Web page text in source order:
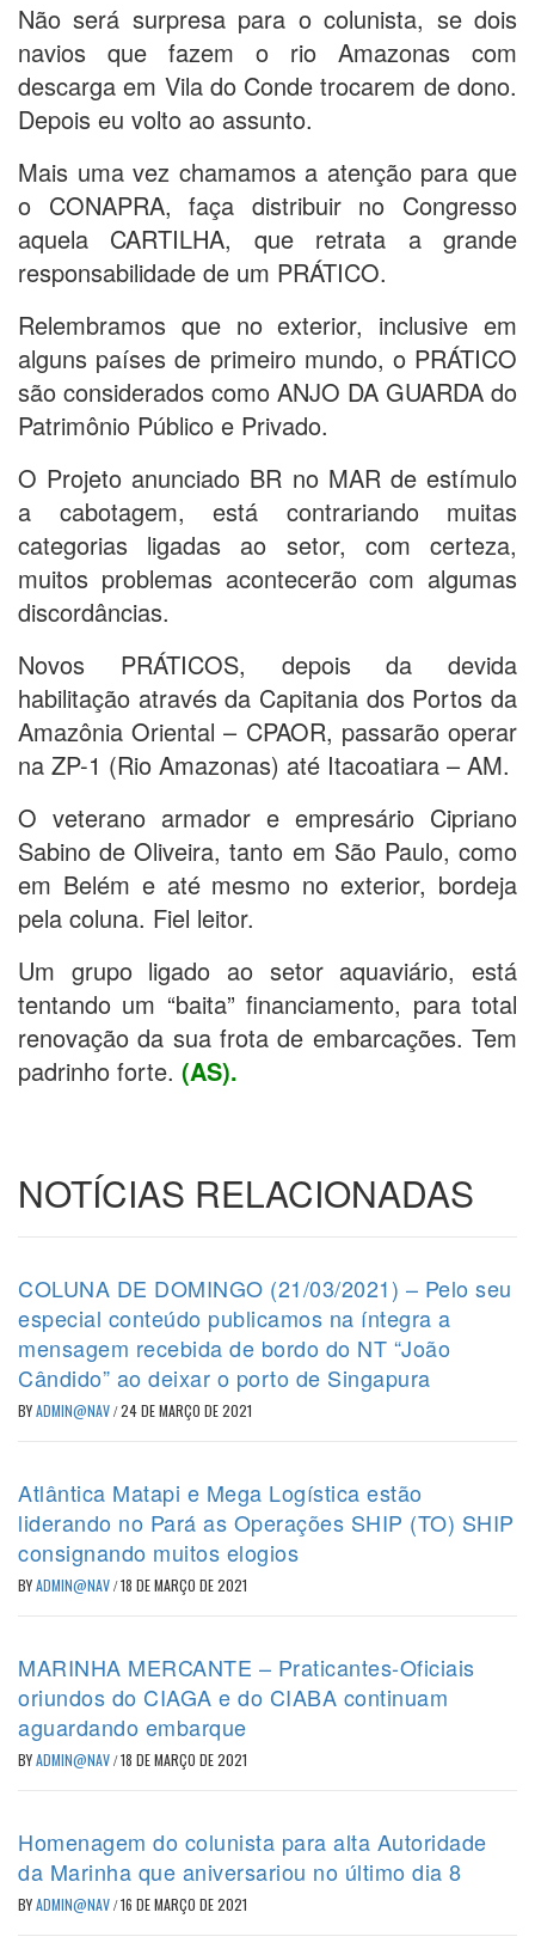
Não será surpresa para o colunista, se dois
navios que fazem o rio Amazonas com
descarga em Vila do Conde trocarem de dono.
Depois eu volto ao assunto.
Mais uma vez chamamos a atenção para que
o CONAPRA, faça distribuir no Congresso
aquela CARTILHA, que retrata a grande
responsabilidade de um PRÁTICO.
Relembramos que no exterior, inclusive em
alguns países de primeiro mundo, o PRÁTICO
são considerados como ANJO DA GUARDA do
Patrimônio Público e Privado.
O Projeto anunciado BR no MAR de estímulo
a cabotagem, está contrariando muitas
categorias ligadas ao setor, com certeza,
muitos problemas acontecerão com algumas
discordâncias.
Novos PRÁTICOS, depois da devida
habilitação através da Capitania dos Portos da
Amazônia Oriental – CPAOR, passarão operar
na ZP-1 (Rio Amazonas) até Itacoatiara – AM.
O veterano armador e empresário Cipriano
Sabino de Oliveira, tanto em São Paulo, como
em Belém e até mesmo no exterior, bordeja
pela coluna. Fiel leitor.
Um grupo ligado ao setor aquaviário, está
tentando um “baita” financiamento, para total
renovação da sua frota de embarcações. Tem
padrinho forte. (AS).
NOTÍCIAS RELACIONADAS
COLUNA DE DOMINGO (21/03/2021) – Pelo seu
especial conteúdo publicamos na íntegra a
mensagem recebida de bordo do NT “João
Cândido” ao deixar o porto de Singapura
BYADMIN@NAV/24 DE MARÇO DE 2021
Atlântica Matapi e Mega Logística estão
liderando no Pará as Operações SHIP (TO) SHIP
consignando muitos elogios
BYADMIN@NAV/18 DE MARÇO DE 2021
MARINHA MERCANTE – Praticantes-Oficiais
oriundos do CIAGA e do CIABA continuam
aguardando embarque
BYADMIN@NAV/18 DE MARÇO DE 2021
Homenagem do colunista para alta Autoridade
da Marinha que aniversariou no último dia 8
BYADMIN@NAV/16 DE MARÇO DE 2021